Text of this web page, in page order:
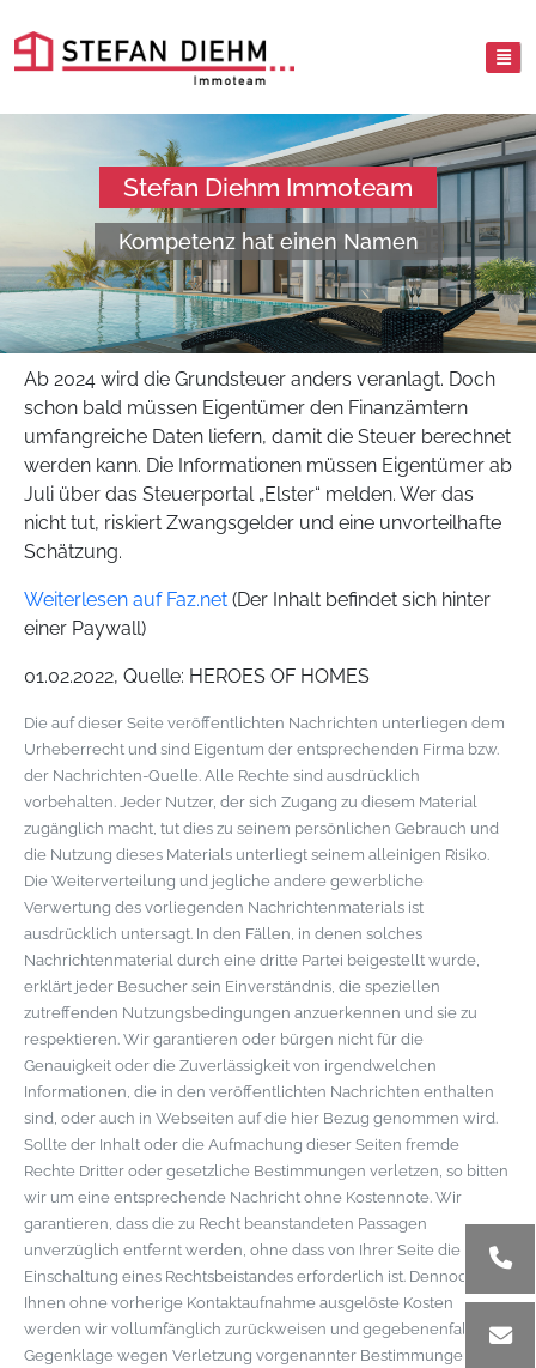
Stefan Diehm Immoteam
Kompetenz hat einen Namen
Ab 2024 wird die Grundsteuer anders veranlagt. Doch
schon bald müssen Eigentümer den Finanzämtern
umfangreiche Daten liefern, damit die Steuer berechnet
werden kann. Die Informationen müssen Eigentümer ab
Juli über das Steuerportal „Elster“ melden. Wer das
nicht tut, riskiert Zwangsgelder und eine unvorteilhafte
Schätzung.
Weiterlesen auf Faz.net (Der Inhalt befindet sich hinter
einer Paywall)
01.02.2022, Quelle: HEROES OF HOMES
Die auf dieser Seite veröffentlichten Nachrichten unterliegen dem
Urheberrecht und sind Eigentum der entsprechenden Firma bzw.
der Nachrichten-Quelle. Alle Rechte sind ausdrücklich
vorbehalten. Jeder Nutzer, der sich Zugang zu diesem Material
zugänglich macht, tut dies zu seinem persönlichen Gebrauch und
die Nutzung dieses Materials unterliegt seinem alleinigen Risiko.
Die Weiterverteilung und jegliche andere gewerbliche
Verwertung des vorliegenden Nachrichtenmaterials ist
ausdrücklich untersagt. In den Fällen, in denen solches
Nachrichtenmaterial durch eine dritte Partei beigestellt wurde,
erklärt jeder Besucher sein Einverständnis, die speziellen
zutreffenden Nutzungsbedingungen anzuerkennen und sie zu
respektieren. Wir garantieren oder bürgen nicht für die
Genauigkeit oder die Zuverlässigkeit von irgendwelchen
Informationen, die in den veröffentlichten Nachrichten enthalten
sind, oder auch in Webseiten auf die hier Bezug genommen wird.
Sollte der Inhalt oder die Aufmachung dieser Seiten fremde
Rechte Dritter oder gesetzliche Bestimmungen verletzen, so bitten
wir um eine entsprechende Nachricht ohne Kostennote. Wir
garantieren, dass die zu Recht beanstandeten Passagen
unverzüglich entfernt werden, ohne dass von Ihrer Seite die
Einschaltung eines Rechtsbeistandes erforderlich ist. Dennoch von
Ihnen ohne vorherige Kontaktaufnahme ausgelöste Kosten
werden wir vollumfänglich zurückweisen und gegebenenfalls
Gegenklage wegen Verletzung vorgenannter Bestimmungen